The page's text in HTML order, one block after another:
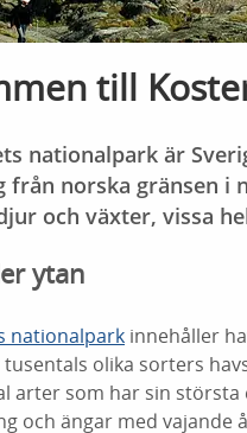
till
nationalpark är
från norska gränsen i
och växter, vissa
ytan
nationalpark innehåller
olika sorters
arter som har sin
och ängar med